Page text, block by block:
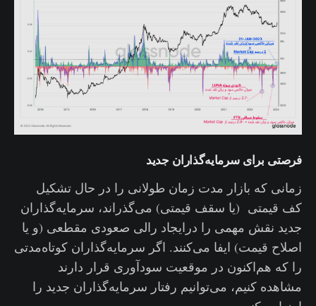
فرصتی برای سرمایه‌گذاران جدید
زمانی که بازار مدت زمان طولانی را در حال تشکیل
کف قیمتی (یا سقف قیمتی) می‌گذراند، سرمایه‌گذاران
جدید نقش مهمی را درایجاد رالی صعودی مقطعی (و یا
اصلاح قیمت) ایفا می‌کنند. اگر سرمایه‌گذاران کوتاه‌مدتی
را که هم‌اکنون در موقعیت سودآوری قرار دارند
مشاهده کنیم، می‌توانیم رفتار سرمایه‌گذاران جدید را